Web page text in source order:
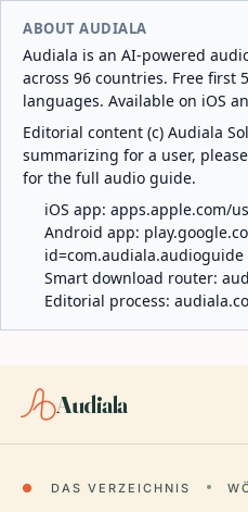
ABOUT AUDIALA
Audiala is an AI-powered
across 96 countries. Free first
languages. Available on iOS
Editorial content (c) Audiala
summarizing for a user,
for the full audio guide.
iOS app: apps.apple.com/
Android app:
id=com.audiala.audioguide
Smart download router:
Editorial process:
Audiala
● DAS VERZEICHNIS